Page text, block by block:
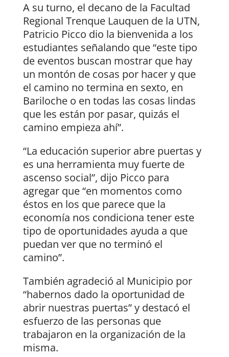
A su turno, el decano de la Facultad
Regional Trenque Lauquen de la UTN,
Patricio Picco dio la bienvenida a los
estudiantes señalando que “este tipo
de eventos buscan mostrar que hay
un montón de cosas por hacer y que
el camino no termina en sexto, en
Bariloche o en todas las cosas lindas
que les están por pasar, quizás el
camino empieza ahí”.
“La educación superior abre puertas y
es una herramienta muy fuerte de
ascenso social”, dijo Picco para
agregar que “en momentos como
éstos en los que parece que la
economía nos condiciona tener este
tipo de oportunidades ayuda a que
puedan ver que no terminó el
camino”.
También agradeció al Municipio por
“habernos dado la oportunidad de
abrir nuestras puertas” y destacó el
esfuerzo de las personas que
trabajaron en la organización de la
misma.